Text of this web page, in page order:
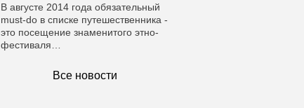
В августе 2014 года обязательный
must-do в списке путешественника -
это посещение знаменитого этно-
фестиваля…
Все новости